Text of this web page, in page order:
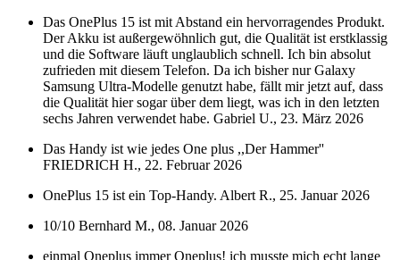
Das OnePlus 15 ist mit Abstand ein hervorragendes Produkt.
Der Akku ist außergewöhnlich gut, die Qualität ist erstklassig
und die Software läuft unglaublich schnell. Ich bin absolut
zufrieden mit diesem Telefon. Da ich bisher nur Galaxy
Samsung Ultra-Modelle genutzt habe, fällt mir jetzt auf, dass
die Qualität hier sogar über dem liegt, was ich in den letzten
sechs Jahren verwendet habe. Gabriel U., 23. März 2026
Das Handy ist wie jedes One plus ,,Der Hammer''
FRIEDRICH H., 22. Februar 2026
OnePlus 15 ist ein Top-Handy. Albert R., 25. Januar 2026
10/10 Bernhard M., 08. Januar 2026
einmal Oneplus immer Oneplus! ich musste mich echt lange